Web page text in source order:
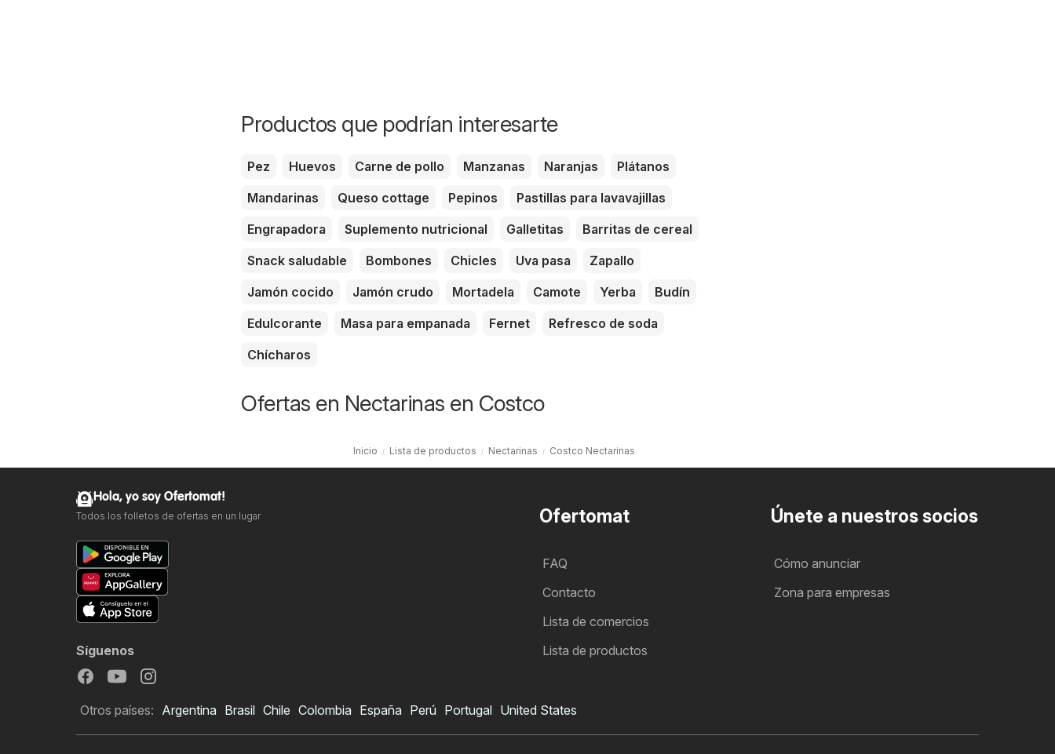
Productos que podrían interesarte
Pez Huevos Carne de pollo Manzanas Naranjas
Plátanos
Mandarinas
Queso cottage Pepinos
Pastillas para lavavajillas
Engrapadora
Suplemento nutricional Galletitas
Barritas de cereal
Snack saludable
Bombones Chicles Uva pasa
Zapallo
Jamón cocido
Jamón crudo Mortadela Camote Yerba
Budín
Edulcorante
Masa para empanada Fernet
Refresco de soda
Chícharos
Ofertas en Nectarinas en Costco
Inicio Lista de productos Nectarinas Costco Nectarinas
Ofertomat
FAQ
Contacto
Lista de comercios
Lista de productos
Únete a nuestros socios
Cómo anunciar
Zona para empresas
Hola, yo soy Ofertomat!
Todos los folletos de ofertas en un lugar
Síguenos
Otros países: Argentina Brasil Chile Colombia España Perú Portugal United States